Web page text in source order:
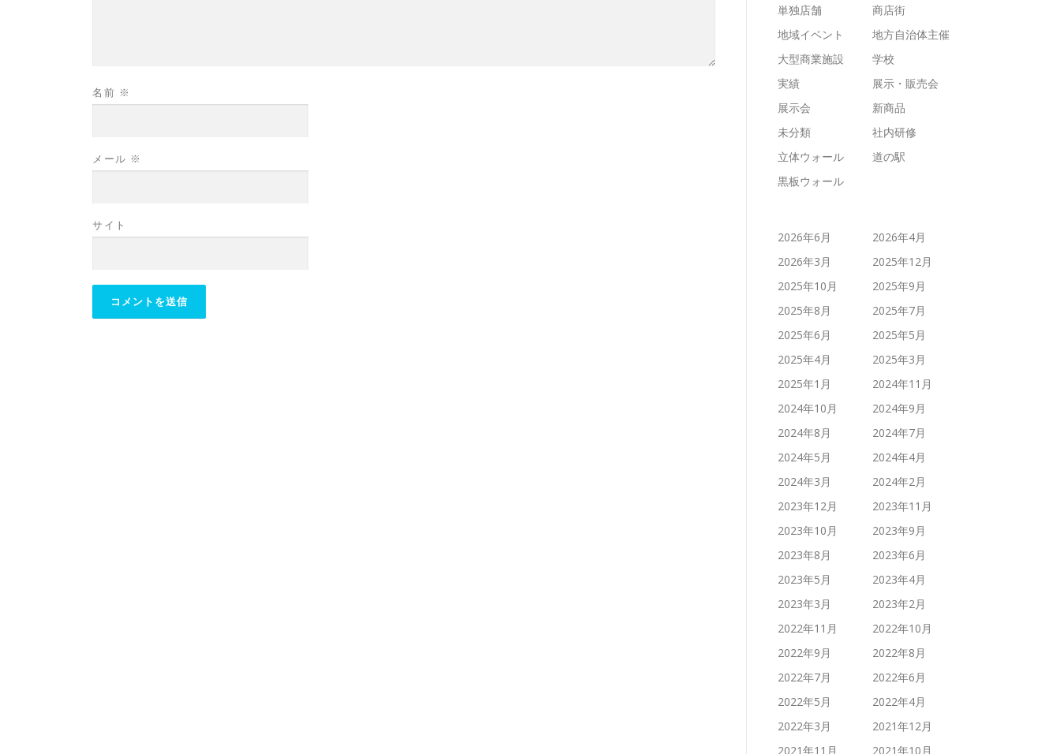
名前 ※
メール ※
サイト
単独店舗
商店街
地域イベント
地方自治体主催
大型商業施設
学校
実績
展示・販売会
展示会
新商品
未分類
社内研修
立体ウォール
道の駅
黒板ウォール
2026年6月
2026年4月
2026年3月
2025年12月
2025年10月
2025年9月
2025年8月
2025年7月
2025年6月
2025年5月
2025年4月
2025年3月
2025年1月
2024年11月
2024年10月
2024年9月
2024年8月
2024年7月
2024年5月
2024年4月
2024年3月
2024年2月
2023年12月
2023年11月
2023年10月
2023年9月
2023年8月
2023年6月
2023年5月
2023年4月
2023年3月
2023年2月
2022年11月
2022年10月
2022年9月
2022年8月
2022年7月
2022年6月
2022年5月
2022年4月
2022年3月
2021年12月
2021年11月
2021年10月